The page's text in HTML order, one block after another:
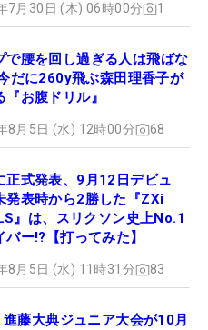
7月30日 (木) 06時00分 1
で腰を回し過ぎる人は飛ばな
だに260y飛ぶ森田理香子が
『お腹ドリル』
8月5日 (水) 12時00分 68
正式発表、9月12日デビュ
発表時から2勝した『ZXi
』は、スリクソン史上No.1
バー!?【打ってみた】
8月5日 (水) 11時31分 83
進藤大典ジュニア大会が10月